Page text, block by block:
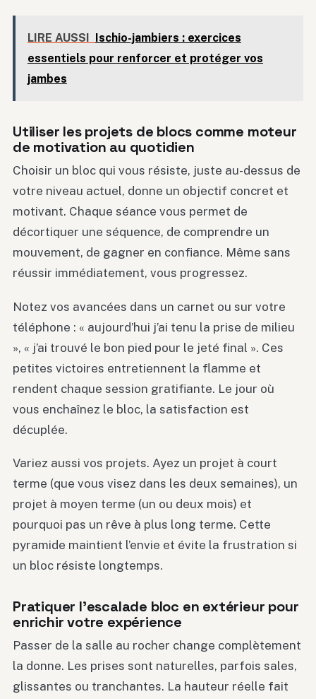
LIRE AUSSI
Ischio-jambiers : exercices
essentiels pour renforcer et protéger vos
jambes
Utiliser les projets de blocs comme moteur
de motivation au quotidien
Choisir un bloc qui vous résiste, juste au-dessus de
votre niveau actuel, donne un objectif concret et
motivant. Chaque séance vous permet de
décortiquer une séquence, de comprendre un
mouvement, de gagner en confiance. Même sans
réussir immédiatement, vous progressez.
Notez vos avancées dans un carnet ou sur votre
téléphone : « aujourd’hui j’ai tenu la prise de milieu
», « j’ai trouvé le bon pied pour le jeté final ». Ces
petites victoires entretiennent la flamme et
rendent chaque session gratifiante. Le jour où
vous enchaînez le bloc, la satisfaction est
décuplée.
Variez aussi vos projets. Ayez un projet à court
terme (que vous visez dans les deux semaines), un
projet à moyen terme (un ou deux mois) et
pourquoi pas un rêve à plus long terme. Cette
pyramide maintient l’envie et évite la frustration si
un bloc résiste longtemps.
Pratiquer l’escalade bloc en extérieur pour
enrichir votre expérience
Passer de la salle au rocher change complètement
la donne. Les prises sont naturelles, parfois sales,
glissantes ou tranchantes. La hauteur réelle fait